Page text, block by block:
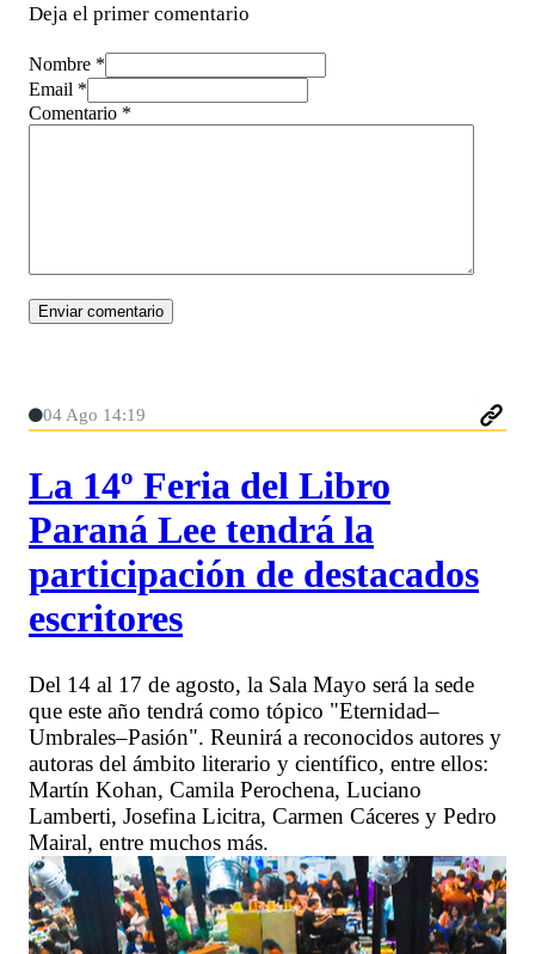
Deja el primer comentario
Nombre *
Email *
Comentario *
04 Ago 14:19
La 14º Feria del Libro
Paraná Lee tendrá la
participación de destacados
escritores
Del 14 al 17 de agosto, la Sala Mayo será la sede
que este año tendrá como tópico "Eternidad–
Umbrales–Pasión". Reunirá a reconocidos autores y
autoras del ámbito literario y científico, entre ellos:
Martín Kohan, Camila Perochena, Luciano
Lamberti, Josefina Licitra, Carmen Cáceres y Pedro
Mairal, entre muchos más.